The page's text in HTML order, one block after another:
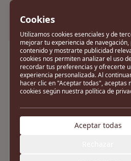
Carteras
Cookies
Utilizamos cookies esenciales y de
mejorar tu experiencia de
contenido y mostrarte publicidad
cookies nos permiten analizar el uso
recordar tus preferencias y ofrecerte
experiencia personalizada. Al
hacer clic en "Aceptar todas", aceptas
cookies según nuestra política de
Aceptar todas